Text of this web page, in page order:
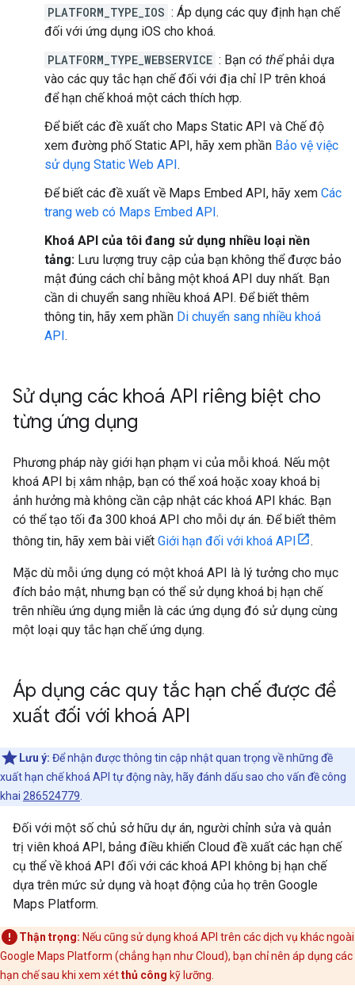
PLATFORM_TYPE_IOS : Áp dụng các quy định hạn chế
đối với ứng dụng iOS cho khoá.
PLATFORM_TYPE_WEBSERVICE : Bạn có thểphải dựa
vào các quy tắc hạn chế đối với địa chỉ IP trên khoá
để hạn chế khoá một cách thích hợp.
Để biết các đề xuất cho Maps Static API và Chế độ
xem đường phố Static API, hãy xem phần Bảo vệ việc
sử dụng Static Web API.
Để biết các đề xuất về Maps Embed API, hãy xem Các
trang web có Maps Embed API.
Khoá API của tôi đang sử dụng nhiều loại nền
tảng: Lưu lượng truy cập của bạn không thể được bảo
mật đúng cách chỉ bằng một khoá API duy nhất. Bạn
cần di chuyển sang nhiều khoá API. Để biết thêm
thông tin, hãy xem phần Di chuyển sang nhiều khoá
API.
Sử dụng các khoá API riêng biệt cho
từng ứng dụng
Phương pháp này giới hạn phạm vi của mỗi khoá. Nếu một
khoá API bị xâm nhập, bạn có thể xoá hoặc xoay khoá bị
ảnh hưởng mà không cần cập nhật các khoá API khác. Bạn
có thể tạo tối đa 300 khoá API cho mỗi dự án. Để biết thêm
thông tin, hãy xem bài viết Giới hạn đối với khoá API .
Mặc dù mỗi ứng dụng có một khoá API là lý tưởng cho mục
đích bảo mật, nhưng bạn có thể sử dụng khoá bị hạn chế
trên nhiều ứng dụng miễn là các ứng dụng đó sử dụng cùng
một loại quy tắc hạn chế ứng dụng.
Áp dụng các quy tắc hạn chế được đề
xuất đối với khoá API
Lưu ý: Để nhận được thông tin cập nhật quan trọng về những đề
xuất hạn chế khoá API tự động này, hãy đánh dấu sao cho vấn đề công
khai 286524779
Đối với một số chủ sở hữu dự án, người chỉnh sửa và quản
trị viên khoá API, bảng điều khiển Cloud đề xuất các hạn chế
cụ thể về khoá API đối với các khoá API không bị hạn chế
dựa trên mức sử dụng và hoạt động của họ trên Google
Maps Platform.
Thận trọng: Nếu cũng sử dụng khoá API trên các dịch vụ khác ngoài
Google Maps Platform (chẳng hạn như Cloud), bạn chỉ nên áp dụng các
hạn chế sau khi xem xétthủ công kỹ lưỡng.